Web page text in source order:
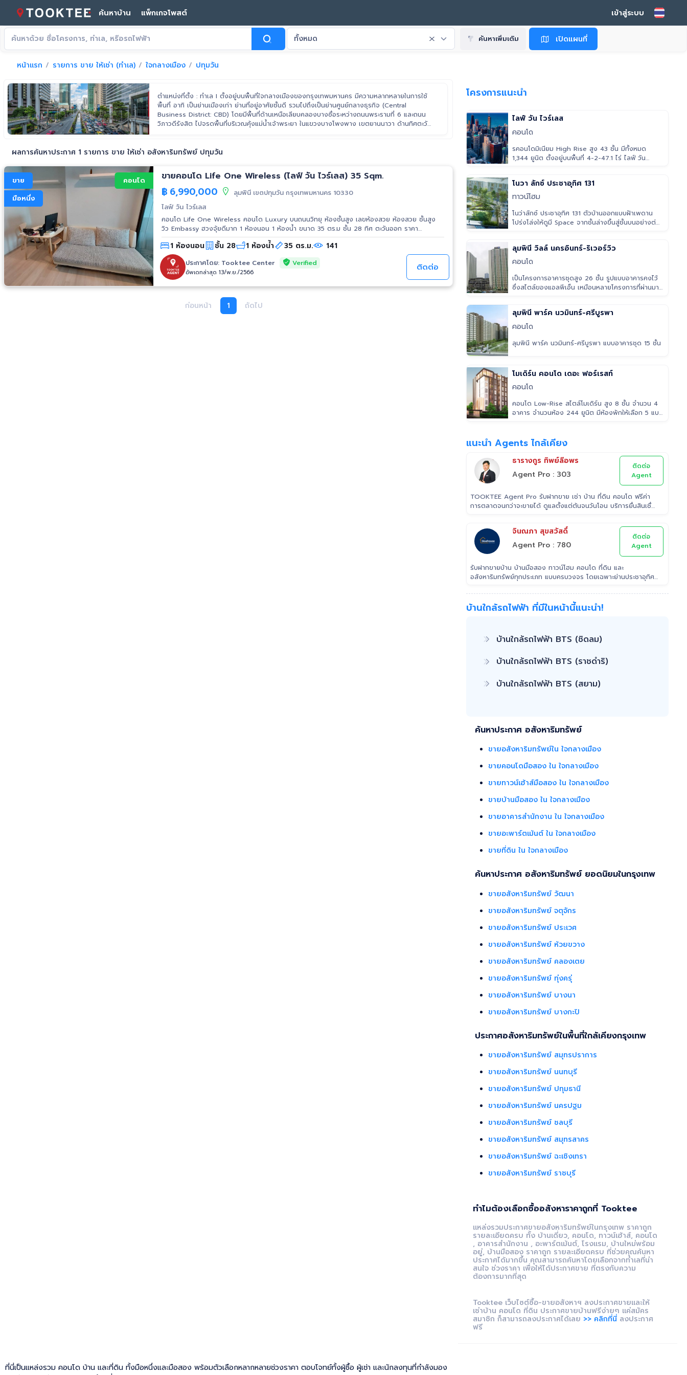
ค้นหาบ้าน แพ็กเกจโพสต์ เข้าสู่ระบบ
ทั้งหมด ค้นหาเพิ่มเติม เปิดแผนที่
หน้าแรก รายการ ขาย ให้เช่า (ทำเล) ใจกลางเมือง ปทุมวัน
ตำแหน่งที่ตั้ง : ทำเล I ตั้งอยู่บนพื้นที่ใจกลางเมืองของกรุงเทพมหานคร มีความหลากหลายในการใช้
พื้นที่ อาทิ เป็นย่านเมืองเก่า ย่านที่อยู่อาศัยชั้นดี รวมไปถึงเป็นย่านศูนย์กลางธุรกิจ (Central
Business District: CBD) โดยมีพื้นที่ด้านเหนือเลียบคลองบางซื่อระหว่างถนนพระรามที่ 6 และถนน
วิภาวดีรังสิต ไปจรดพื้นที่บริเวณคุ้งแม่น้ำเจ้าพระยา ในแขวงบางโพงพาง เขตยานนาวา ด้านทิศตะวัน
ผลการค้นหาประกาศ 1 รายการ ขาย ให้เช่า อสังหาริมทรัพย์ ปทุมวัน
ขาย
มือหนึ่ง
คอนโด ขายคอนโด Life One Wireless (ไลฟ์ วัน ไวร์เลส) 35 Sqm.
฿ 6,990,000 ลุมพินี เขตปทุมวัน กรุงเทพมหานคร 10330
ไลฟ์ วัน ไวร์เลส
คอนโด Life One Wireless คอนโด Luxury บนถนนวิทยุ ห้องชั้นสูง เลขห้องสวย ห้องสวย ชั้นสูง
วิว Embassy ฮวงจุ้ยดีมาก 1 ห้องนอน 1 ห้องน้ำ ขนาด 35 ตร.ม ชั้น 28 ทิศ ตะวันออก ราคา
6,990,000 บาท ⚡️ โปรพิเศษ ⚡️ ตกแต่งอย่างดี บิวท์อินคุณภาพอย่างดี walkin closet เตียงพร้อม
ที่นอนครบ มีอุปกรณ์เครื่องใช้ไฟฟ้า - ตู้เย็น เครื่องซักผ้า เครื่องทำน้ำอุ่น ไมโครเวฟ :: Life One
Wireless :: Unit detail Type: Studio Size: 35 Sqm. Level: 28 Price: 6.99 MB :: LIFE ONE
WIRELESS :: BDMS Wellness Center ~ 20 m. Central embassy ~ 450 m. Central Chidlom ~
800 m. Gaysorn Plaza ~ 1.3 km. Park Venture ~ 550 m. Chulalongkorn University ~ 3 km.
เขตปทุมวัน กรุงเทพมหานคร 10330 :: พื้นที่ส่วนกลาง :: - สระว่ายน้ำ - ฟิตเนส - รปภ. - ร้านค้า -
1 ห้องนอน ชั้น 28 1 ห้องน้ำ 35 ตร.ม. 141
ประกาศโดย: Tooktee Center Verified
อัพเดทล่าสุด 13/พ.ย./2566 ติดต่อ
ก่อนหน้า 1 ถัดไป
โครงการแนะนำ
ไลฟ์ วัน ไวร์เลส
คอนโด
รคอนโดมิเนียม High Rise สูง 43 ชั้น มีทั้งหมด
1,344 ยูนิต ตั้งอยู่บนพื้นที่ 4-2-47.1 ไร่ ไลฟ์ วัน
โนวา ลักซ์ ประชาอุทิศ 131
ทาวน์โฮม
โนว่าลักซ์ ประชาอุทิศ 131 ตัวบ้านออกแบบฝ้าเพดาน
โปร่งโล่งให้ดูมี Space จากชั้นล่างขึ้นสู่ชั้นบนอย่างต่อ
ลุมพินี วิลล์ นครอินทร์-ริเวอร์วิว
คอนโด
เป็นโครงการอาคารชุดสูง 26 ชั้น รูปแบบอาคารคงไว้
ซึ่งสไตล์ของแอลพีเอ็น เหมือนหลายโครงการที่ผ่านมา
ลุมพินี พาร์ค นวมินทร์-ศรีบูรพา
คอนโด
ลุมพินี พาร์ค นวมินทร์-ศรีบูรพา แบบอาคารชุด 15 ชั้น
โมเดิร์น คอนโด เดอะ ฟอร์เรสท์
คอนโด
คอนโด Low-Rise สไตล์โมเดิร์น สูง 8 ชั้น จำนวน 4
อาคาร จำนวนห้อง 244 ยูนิต มีห้องพักให้เลือก 5 แบบ
แนะนำ Agents ไกล้เคียง
ธารางกูร ทิพย์ลือพร
Agent Pro : 303
ติดต่อ
Agent
TOOKTEE Agent Pro รับฝากขาย เช่า บ้าน ที่ดิน คอนโด ฟรีค่า
การตลาดจนกว่าจะขายได้ ดูแลตั้งแต่ต้นจนวันโอน บริการยื่นสินเชื่อ
จินณภา สุขสวัสดิ์
Agent Pro : 780
ติดต่อ
Agent
รับฝากขายบ้าน บ้านมือสอง ทาวน์โฮม คอนโด ที่ดิน และ
อสังหาริมทรัพย์ทุกประเภท แบบครบวงจร โดยเฉพาะย่านประชาอุทิศ
ขายบ้านได้อย่างรวดเร็ว เรา เอาใจใส่ ดูแล ลูกค้าในทุกขั้นตอน
ติดต่อ 022953905 Line: @Tooktee
บ้านใกล้รถไฟฟ้า ที่มีในหน้านี้แนะนำ!
บ้านใกล้รถไฟฟ้า BTS (ชิดลม)
บ้านใกล้รถไฟฟ้า BTS (ราชดำริ)
บ้านใกล้รถไฟฟ้า BTS (สยาม)
ค้นหาประกาศ อสังหาริมทรัพย์
ขายอสังหาริมทรัพย์ใน ใจกลางเมือง
ขายคอนโดมือสอง ใน ใจกลางเมือง
ขายทาวน์เฮ้าส์มือสอง ใน ใจกลางเมือง
ขายบ้านมือสอง ใน ใจกลางเมือง
ขายอาคารสำนักงาน ใน ใจกลางเมือง
ขายอะพาร์ตเม้นต์ ใน ใจกลางเมือง
ขายที่ดิน ใน ใจกลางเมือง
ค้นหาประกาศ อสังหาริมทรัพย์ ยอดนิยมในกรุงเทพ
ขายอสังหาริมทรัพย์ วัฒนา
ขายอสังหาริมทรัพย์ จตุจักร
ขายอสังหาริมทรัพย์ ประเวศ
ขายอสังหาริมทรัพย์ ห้วยขวาง
ขายอสังหาริมทรัพย์ คลองเตย
ขายอสังหาริมทรัพย์ ทุ่งครุ่
ขายอสังหาริมทรัพย์ บางนา
ขายอสังหาริมทรัพย์ บางกะปิ
ประกาศอสังหาริมทรัพย์ในพื้นที่ใกล้เคียงกรุงเทพ
ขายอสังหาริมทรัพย์ สมุทรปราการ
ขายอสังหาริมทรัพย์ นนทบุรี
ขายอสังหาริมทรัพย์ ปทุมธานี
ขายอสังหาริมทรัพย์ นครปฐม
ขายอสังหาริมทรัพย์ ชลบุรี
ขายอสังหาริมทรัพย์ สมุทรสาคร
ขายอสังหาริมทรัพย์ ฉะเชิงเทรา
ขายอสังหาริมทรัพย์ ราชบุรี
ทำไมต้องเลือกซื้ออสังหาราคาถูกที่ Tooktee
แหล่งรวมประกาศขายอสังหาริมทรัพย์ในกรุงเทพ ราคาถูก
รายละเอียดครบ ทั้ง บ้านเดี่ยว, คอนโด, ทาวน์เฮ้าส์, คอนโด
, อาคารสำนักงาน , อะพาร์ตเม้นต์, โรงแรม, บ้านใหม่พร้อม
อยู่, บ้านมือสอง ราคาถูก รายละเอียดครบ ที่ช่วยคุณค้นหา
ประกาศได้มากขึ้น คุณสามารถค้นหาโดยเลือกจากทำเลที่น่า
สนใจ ช่วงราคา เพื่อให้ได้ประกาศขาย ที่ตรงกับความ
ต้องการมากที่สุด
Tooktee เว็บไซต์ซื้อ-ขายอสังหาฯ ลงประกาศขายและให้
เช่าบ้าน คอนโด ที่ดิน ประกาศขายบ้านฟรีง่ายๆ แค่สมัคร
สมาชิก ก็สามารถลงประกาศได้เลย >> คลิกที่นี่ ลงประกาศ
ฟรี
ที่นี่เป็นแหล่งรวม คอนโด บ้าน และที่ดิน ทั้งมือหนึ่งและมือสอง พร้อมตัวเลือกหลากหลายช่วงราคา ตอบโจทย์ทั้งผู้ซื้อ ผู้เช่า และนักลงทุนที่กำลังมอง